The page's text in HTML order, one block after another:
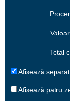
Total
Afișează
Afișează patru